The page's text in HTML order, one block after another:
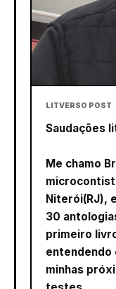
LITVERSO POST
Saudações
Me chamo
Niterói(RJ),
30
primeiro
entendendo
minhas